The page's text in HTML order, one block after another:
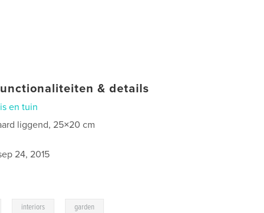
& details
en tuin
liggend, 25×20 cm
24, 2015
interiors garden